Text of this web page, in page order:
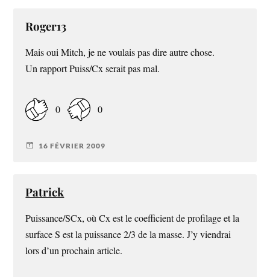
Roger13
Mais oui Mitch, je ne voulais pas dire autre chose.
Un rapport Puiss/Cx serait pas mal.
0 0
16 FÉVRIER 2009
Patrick
Puissance/SCx, où Cx est le coefficient de profilage et la
surface S est la puissance 2/3 de la masse. J’y viendrai
lors d’un prochain article.